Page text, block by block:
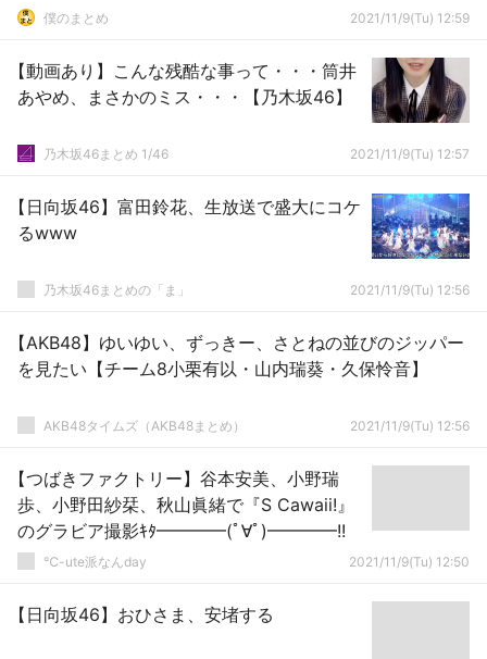
僕のまとめ 2021/11/9(Tu) 12:59
【動画あり】こんな残酷な事って・・・筒井
あやめ、まさかのミス・・・【乃木坂46】
乃木坂46まとめ 1/46 2021/11/9(Tu) 12:57
【日向坂46】富田鈴花、生放送で盛大にコケ
るwww
乃木坂46まとめの「ま」 2021/11/9(Tu) 12:56
【AKB48】ゆいゆい、ずっきー、さとねの並びのジッパー
を見たい【チーム8小栗有以・山内瑞葵・久保怜音】
AKB48タイムズ（AKB48まとめ） 2021/11/9(Tu) 12:56
【つばきファクトリー】谷本安美、小野瑞
歩、小野田紗栞、秋山眞緒で『S Cawaii!』
のグラビア撮影ｷﾀ━━━━(ﾟ∀ﾟ)━━━━!!
℃-ute派なんday 2021/11/9(Tu) 12:50
【日向坂46】おひさま、安堵する